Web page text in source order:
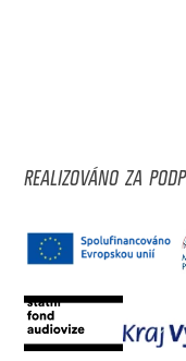
REALIZOVÁNO ZA